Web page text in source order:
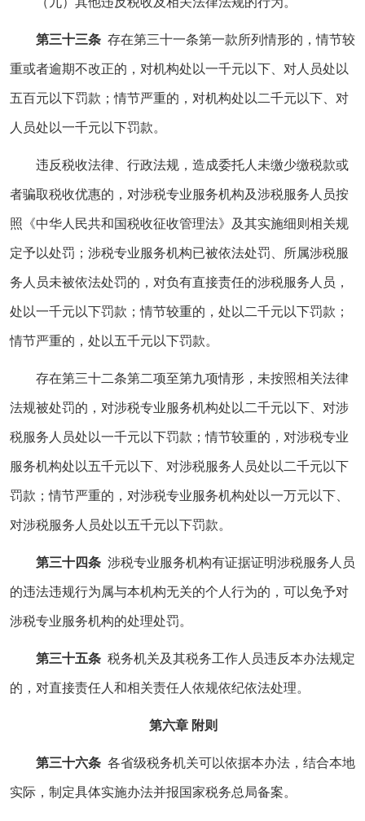
第三十三条 存在第三十一条第一款所列情形的，情节较
重或者逾期不改正的，对机构处以一千元以下、对人员处以
五百元以下罚款；情节严重的，对机构处以二千元以下、对
人员处以一千元以下罚款。
违反税收法律、行政法规，造成委托人未缴少缴税款或
者骗取税收优惠的，对涉税专业服务机构及涉税服务人员按
照《中华人民共和国税收征收管理法》及其实施细则相关规
定予以处罚；涉税专业服务机构已被依法处罚、所属涉税服
务人员未被依法处罚的，对负有直接责任的涉税服务人员，
处以一千元以下罚款；情节较重的，处以二千元以下罚款；
情节严重的，处以五千元以下罚款。
存在第三十二条第二项至第九项情形，未按照相关法律
法规被处罚的，对涉税专业服务机构处以二千元以下、对涉
税服务人员处以一千元以下罚款；情节较重的，对涉税专业
服务机构处以五千元以下、对涉税服务人员处以二千元以下
罚款；情节严重的，对涉税专业服务机构处以一万元以下、
对涉税服务人员处以五千元以下罚款。
第三十四条 涉税专业服务机构有证据证明涉税服务人员
的违法违规行为属与本机构无关的个人行为的，可以免予对
涉税专业服务机构的处理处罚。
第三十五条 税务机关及其税务工作人员违反本办法规定
的，对直接责任人和相关责任人依规依纪依法处理。
第六章 附则
第三十六条 各省级税务机关可以依据本办法，结合本地
实际，制定具体实施办法并报国家税务总局备案。